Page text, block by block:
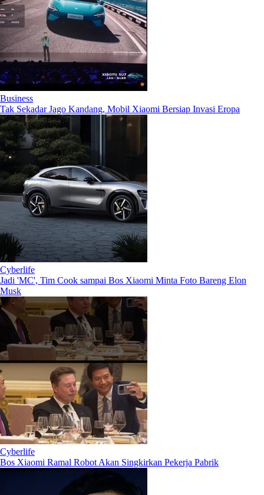
Business
Tak Sekadar Jago Kandang, Mobil Xiaomi Bersiap Invasi Eropa
Cyberlife
Jadi 'MC', Tim Cook sampai Bos Xiaomi Minta Foto Bareng Elon
Musk
Cyberlife
Bos Xiaomi Ramal Robot Akan Singkirkan Pekerja Pabrik